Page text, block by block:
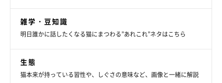
雑学・豆知識
明日誰かに話したくなる猫にまつわる”あれこれ”ネタはこちら
生態
猫本来が持っている習性や、しぐさの意味など、画像と一緒に解説